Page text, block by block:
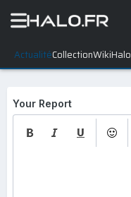
ActualitéCollectionWikiHalo
Signaler
Your Report